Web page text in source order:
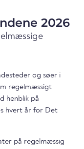
2026
og søer i
regelmæssigt
henblik på
hvert år for Det
på regelmæssig